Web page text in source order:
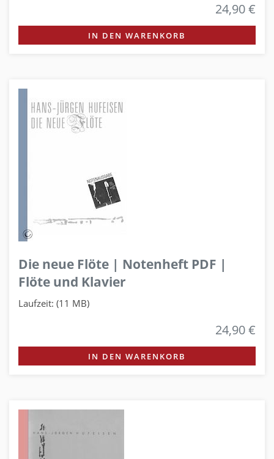
24,90 €
IN DEN WARENKORB
Die neue Flöte | Notenheft PDF |
Flöte und Klavier
Laufzeit: (11 MB)
24,90 €
IN DEN WARENKORB